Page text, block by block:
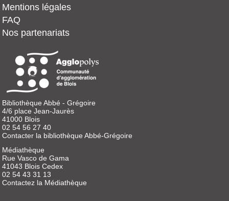
Mentions légales
FAQ
Nos partenariats
Bibliothèque Abbé - Grégoire
4/6 place Jean-Jaurès
41000 Blois
02 54 56 27 40
Contacter la bibliothèque Abbé-Grégoire
Médiathèque
Rue Vasco de Gama
41043 Blois Cedex
02 54 43 31 13
Contactez la Médiathèque